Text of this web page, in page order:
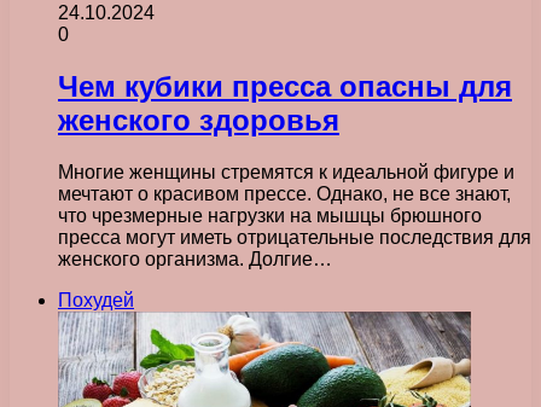
24.10.2024
0
Чем кубики пресса опасны для
женского здоровья
Многие женщины стремятся к идеальной фигуре и
мечтают о красивом прессе. Однако, не все знают,
что чрезмерные нагрузки на мышцы брюшного
пресса могут иметь отрицательные последствия для
женского организма. Долгие…
Похудей